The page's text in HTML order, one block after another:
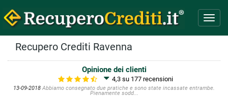
Recupero Crediti Ravenna
Opinione dei clienti
4,3 su 177 recensioni
13-09-2018 Abbiamo consegnato due pratiche e sono state incassate entrambe.
Pienamente sodd...